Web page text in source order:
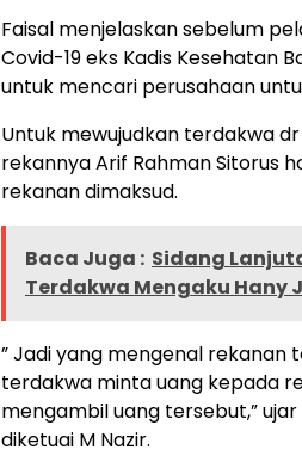
Faisal menjelaskan sebelum
Covid-19 eks Kadis Kesehatan
untuk mencari perusahaan
Untuk mewujudkan terdakwa
rekannya Arif Rahman Sitorus
rekanan dimaksud.
Baca Juga : Sidang
Terdakwa Mengaku Hany
” Jadi yang mengenal rekanan
terdakwa minta uang kepada
mengambil uang tersebut,”
diketuai M Nazir.